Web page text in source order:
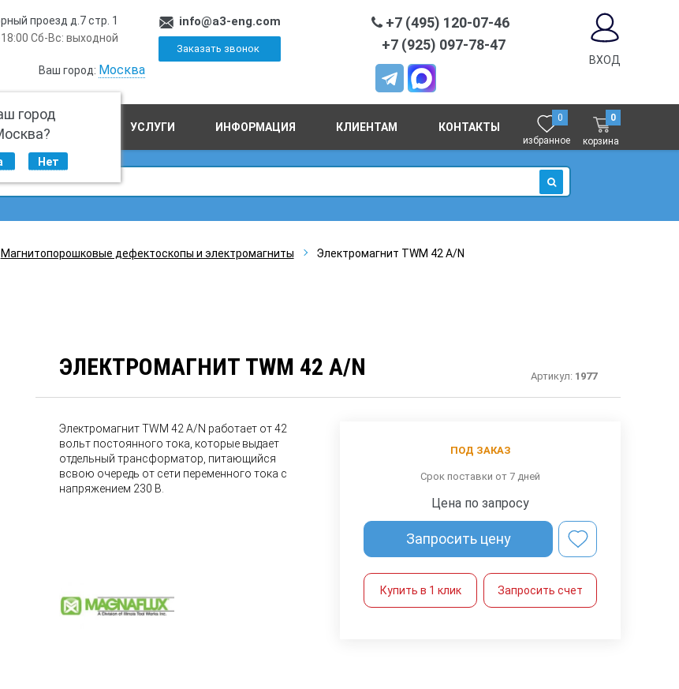
проезд д.7 стр. 1
Сб-Вс: выходной
Ваш город: Москва
город
Нет
info@a3-eng.com
Заказать звонок
+7 (495) 120-07-46
+7 (925) 097-78-47
ВХОД
ПРОИЗВОДСТВО УСЛУГИ ИНФОРМАЦИЯ КЛИЕНТАМ КОНТАКТЫ
0
избранное
0
корзина
ИСКАТЬ
Магнитопорошковые дефектоскопы и электромагниты Электромагнит TWM 42 A/N
ЭЛЕКТРОМАГНИТ TWM 42 A/N Артикул: 1977
Электромагнит TWM 42 A/N работает от 42
вольт постоянного тока, которые выдает
отдельный трансформатор, питающийся
всвою очередь от сети переменного тока с
напряжением 230 В.
ПОД ЗАКАЗ
Срок поставки от 7 дней
Цена по запросу
Запросить цену
Купить в 1 клик Запросить счет